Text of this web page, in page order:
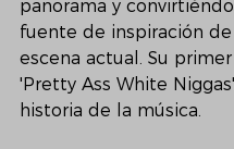
panorama y
fuente de inspiración
escena actual. Su
'Pretty Ass White
historia de la música.